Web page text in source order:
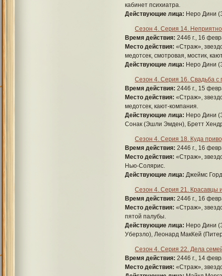
кабинет психиатра.
Действующие лица: Неро Дини
Сезон 4. Серия 14.
Время действия: 2446 г., 16
Место действия: «Страж»,
медотсек, смотровая, мостик,
Действующие лица: Неро Дини
Сезон 4. Серия 16. Свадьба с
Время действия: 2446 г., 15
Место действия: «Страж»,
медотсек, кают-компания.
Действующие лица: Неро Дини
Сонак (Эшли Эмден), Бретт
Сезон 4. Серия 18. Куда
Время действия: 2446 г., 16
Место действия: «Страж»,
Нью-Солярис.
Действующие лица: Джеймс
Сезон 4. Серия 21. Красавцы
Время действия: 2446 г., 16
Место действия: «Страж»,
пятой палубы.
Действующие лица: Неро Дини
Уберзло), Леонард МакКей
Сезон 4. Серия 22. Дела
Время действия: 2446 г., 14
Место действия: «Страж»,